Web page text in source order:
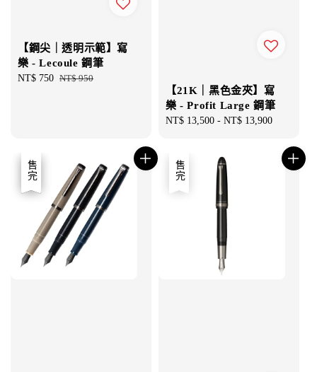
【鋼尖｜透明示範】寫
樂 - Lecoule 鋼筆
Sale
NT$ 750 Regular
NT$ 950
【21K｜黑色金夾】寫
樂 - Profit Large 鋼筆
Regular
NT$ 13,500 - NT$ 13,900
優惠
售完 售完